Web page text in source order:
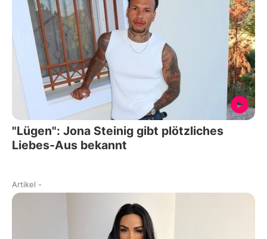
"Lügen": Jona Steinig gibt plötzliches
Liebes-Aus bekannt
Artikel -